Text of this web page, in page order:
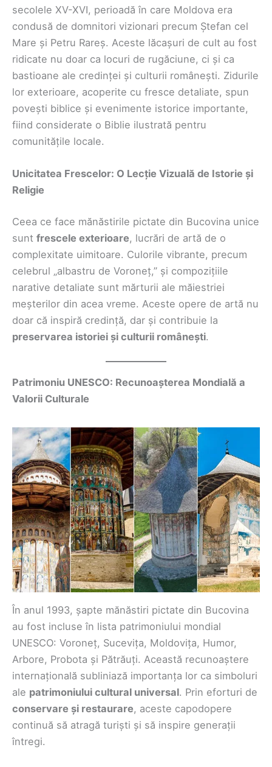
secolele XV-XVI, perioadă în care Moldova era
condusă de domnitori vizionari precum Ștefan cel
Mare și Petru Rareș. Aceste lăcașuri de cult au fost
ridicate nu doar ca locuri de rugăciune, ci și ca
bastioane ale credinței și culturii românești. Zidurile
lor exterioare, acoperite cu fresce detaliate, spun
povești biblice și evenimente istorice importante,
fiind considerate o Biblie ilustrată pentru
comunitățile locale.
Unicitatea Frescelor: O Lecție Vizuală de Istorie și
Religie
Ceea ce face mănăstirile pictate din Bucovina unice
sunt frescele exterioare, lucrări de artă de o
complexitate uimitoare. Culorile vibrante, precum
celebrul „albastru de Voroneț,” și compozițiile
narative detaliate sunt mărturii ale măiestriei
meșterilor din acea vreme. Aceste opere de artă nu
doar că inspiră credință, dar și contribuie la
preservarea istoriei și culturii românești.
Patrimoniu UNESCO: Recunoașterea Mondială a
Valorii Culturale
În anul 1993, șapte mănăstiri pictate din Bucovina
au fost incluse în lista patrimoniului mondial
UNESCO: Voroneț, Sucevița, Moldovița, Humor,
Arbore, Probota și Pătrăuți. Această recunoaștere
internațională subliniază importanța lor ca simboluri
ale patrimoniului cultural universal. Prin eforturi de
conservare și restaurare, aceste capodopere
continuă să atragă turiști și să inspire generații
întregi.